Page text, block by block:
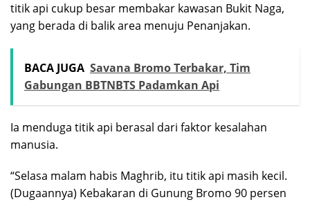
titik api cukup besar membakar kawasan Bukit Naga,
yang berada di balik area menuju Penanjakan.
BACA JUGA Savana Bromo Terbakar, Tim
Gabungan BBTNBTS Padamkan Api
Ia menduga titik api berasal dari faktor kesalahan
manusia.
“Selasa malam habis Maghrib, itu titik api masih kecil.
(Dugaannya) Kebakaran di Gunung Bromo 90 persen